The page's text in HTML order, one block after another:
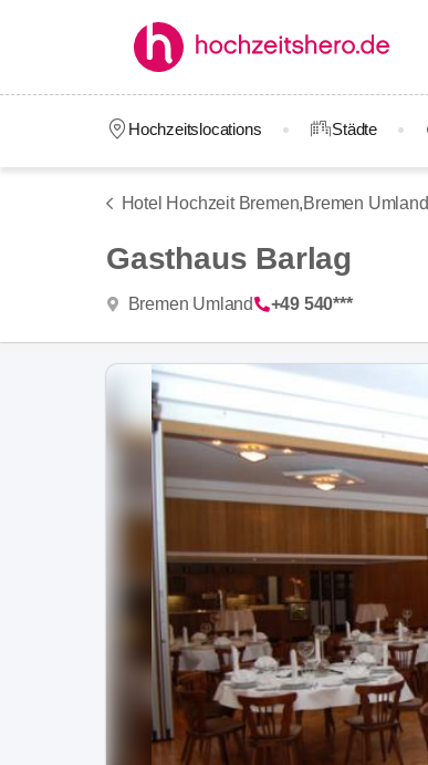
Hochzeitslocations Städte
Hotel Hochzeit Bremen,Bremen Umland
Gasthaus Barlag
Bremen Umland +49 540***